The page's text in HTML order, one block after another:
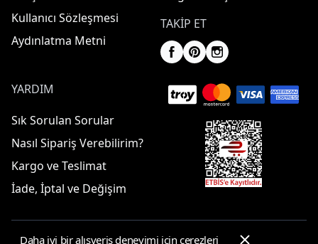
Kullanıcı Sözleşmesi
Aydınlatma Metni
TAKIP ET
YARDIM
Sık Sorulan Sorular
Nasıl Sipariş Verebilirim?
Kargo ve Teslimat
İade, İptal ve Değişim
Daha iyi bir alışveriş deneyimi için çerezleri